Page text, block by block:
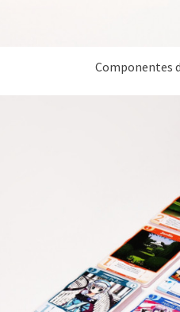
Componentes